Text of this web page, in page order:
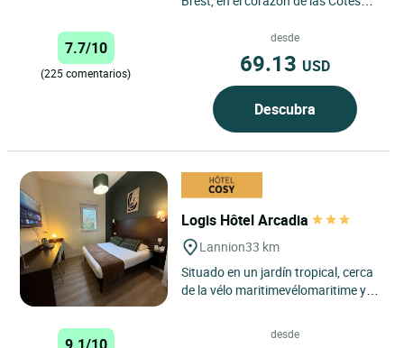
"Au Chêne Vert" de...
7.7/10
(225 comentarios)
desde
69.13 USD
Descubra
Logis Hôtel Arcadia
Lannion33 km
Situado en un jardín tropical, cerca
de la vélo maritimevélomaritime y
desde